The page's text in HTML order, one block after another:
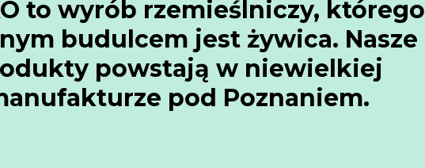
to wyrób rzemieślniczy, którego
budulcem jest żywica. Nasze
powstają w niewielkiej
pod Poznaniem.